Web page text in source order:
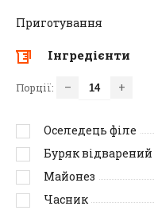
Приготування
Інгредієнти
Порції: – +
Оселедець філе
Буряк відварений
Майонез
Часник